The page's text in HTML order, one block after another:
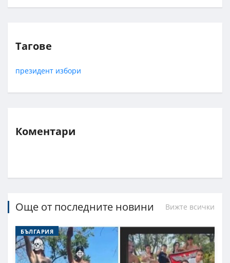
Тагове
президент избори
Коментари
Още от последните новини Вижте всички
БЪЛГАРИЯ